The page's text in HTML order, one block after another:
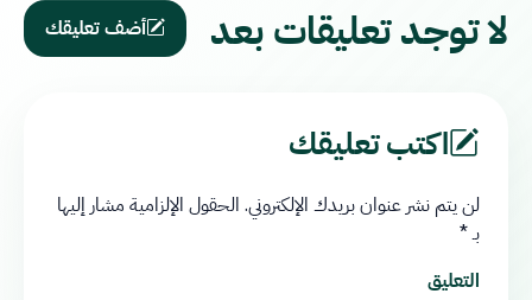
لا توجد تعليقات بعد أضف تعليقك
اكتب تعليقك
لن يتم نشر عنوان بريدك الإلكتروني. الحقول الإلزامية مشار إليها
بـ*
التعليق